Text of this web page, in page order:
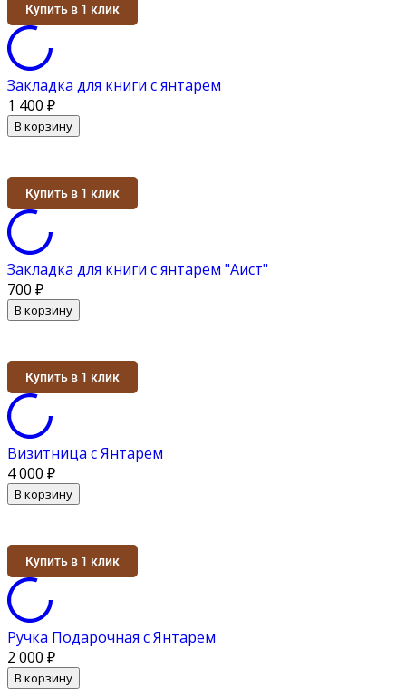
Купить в 1 клик
Закладка для книги с янтарем
1 400 ₽
В корзину
Купить в 1 клик
Закладка для книги с янтарем "Аист"
700 ₽
В корзину
Купить в 1 клик
Визитница с Янтарем
4 000 ₽
В корзину
Купить в 1 клик
Ручка Подарочная с Янтарем
2 000 ₽
В корзину